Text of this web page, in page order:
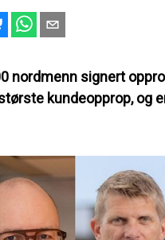
nordmenn signert
kundeopprop, og